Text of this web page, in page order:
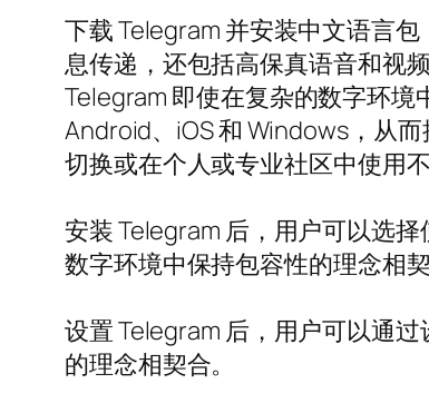
下载 Telegram 并安装中文语言
息传递，还包括高保真语音和视
Telegram 即使在复杂的数字环
Android、iOS 和 Windows，从
切换或在个人或专业社区中使用
安装 Telegram 后，用户可以选
数字环境中保持包容性的理念相契
设置 Telegram 后，用户可以通
的理念相契合。